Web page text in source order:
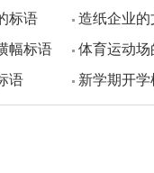
标语
造纸企业
幅标语
体育运动场
语
新学期开